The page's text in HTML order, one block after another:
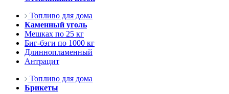
Топливо для дома
Каменный уголь
Мешках по 25 кг
Биг-бэги по 1000 кг
Длиннопламенный
Антрацит
Топливо для дома
Брикеты